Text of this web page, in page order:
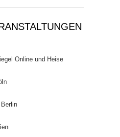
Online und Heise